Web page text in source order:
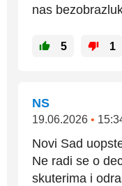
nas
5 1
NS
19.06.2026 •
Novi Sad
Ne radi se o
skuterima i